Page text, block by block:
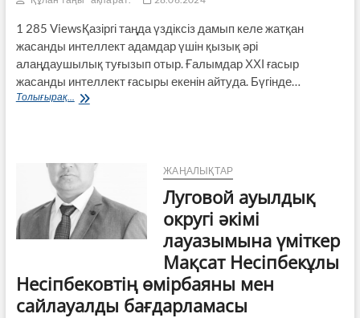
1 285 ViewsҚазіргі таңда үздіксіз дамып келе жатқан
жасанды интеллект адамдар үшін қызық әрі
алаңдаушылық туғызып отыр. Ғалымдар ХХІ ғасыр
жасанды интеллект ғасыры екенін айтуда. Бүгінде…
Толығырақ...
Жасанды
мен
зияны
ЖАҢАЛЫҚТАР
Луговой ауылдық
округі әкімі
лауазымына үміткер
Мақсат Несіпбекұлы
Несіпбековтің өмірбаяны мен
сайлауалды бағдарламасы